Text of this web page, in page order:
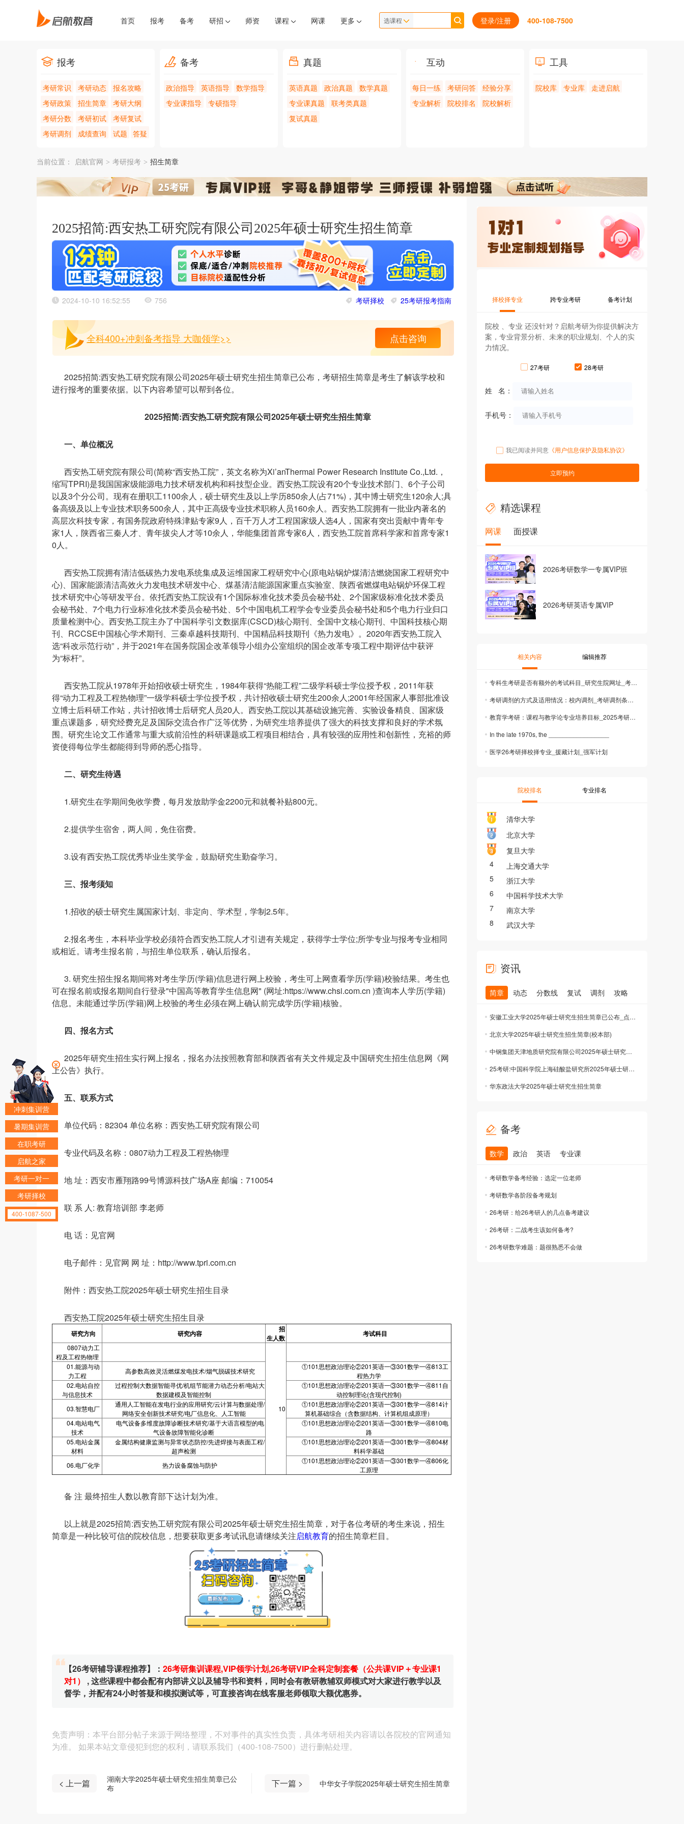
首页 报考 备考 研招 师资 课程 网课 更多 选课程 登录/注册 400-108-7500
报考
考研常识 考研动态
报名攻略
考研政策
招生简章
考研大纲
考研分数
考研初试
考研复试
考研调剂
成绩查询 试题 答疑
备考
政治指导 英语指导
数学指导
专业课指导
专硕指导
真题
英语真题 政治真题
数学真题
专业课真题
联考类真题
复试真题
互动
每日一练 考研问答
经验分享
专业解析
院校排名 院校解析
工具
院校库 专业库 走进启航
当前位置： 启航官网 > 考研报考 > 招生简章
2025招简:西安热工研究院有限公司2025年硕士研究生招生简章
2024-10-10 16:52:55 756 考研择校 25考研报考指南
全科400+冲刺备考指导 大咖领学>> 点击咨询
2025招简:西安热工研究院有限公司2025年硕士研究生招生简章已公布，考研招生简章是考生了解该学校和
进行报考的重要依据。以下内容希望可以帮到各位。
2025招简:西安热工研究院有限公司2025年硕士研究生招生简章
一、单位概况
西安热工研究院有限公司(简称“西安热工院”，英文名称为Xi’anThermal Power Research Institute Co.,Ltd.，
缩写TPRI)是我国国家级能源电力技术研发机构和科技型企业。西安热工院设有20个专业技术部门、6个子公司
以及3个分公司。现有在册职工1100余人，硕士研究生及以上学历850余人(占71%)，其中博士研究生120余人;具
备高级及以上专业技术职务500余人，其中正高级专业技术职称人员160余人。西安热工院拥有一批业内著名的
高层次科技专家，有国务院政府特殊津贴专家9人，百千万人才工程国家级人选4人，国家有突出贡献中青年专
家1人，陕西省三秦人才、青年拔尖人才等10余人，华能集团首席专家6人，西安热工院首席科学家和首席专家1
0人。
西安热工院拥有清洁低碳热力发电系统集成及运维国家工程研究中心(原电站锅炉煤清洁燃烧国家工程研究中
心)、国家能源清洁高效火力发电技术研发中心、煤基清洁能源国家重点实验室、陕西省燃煤电站锅炉环保工程
技术研究中心等研发平台。依托西安热工院设有1个国际标准化技术委员会秘书处、2个国家级标准化技术委员
会秘书处、7个电力行业标准化技术委员会秘书处、5个中国电机工程学会专业委员会秘书处和5个电力行业归口
质量检测中心。西安热工院主办了中国科学引文数据库(CSCD)核心期刊、全国中文核心期刊、中国科技核心期
刊、RCCSE中国核心学术期刊、三秦卓越科技期刊、中国精品科技期刊《热力发电》。2020年西安热工院入
选“科改示范行动”，并于2021年在国务院国企改革领导小组办公室组织的国企改革专项工程中期评估中获评
为“标杆”。
西安热工院从1978年开始招收硕士研究生，1984年获得“热能工程”二级学科硕士学位授予权，2011年获
得“动力工程及工程热物理”一级学科硕士学位授予权，共计招收硕士研究生200余人;2001年经国家人事部批准设
立博士后科研工作站，共计招收博士后研究人员20人。西安热工院以其基础设施完善、实验设备精良、国家级
重点课题多，研究经费充足及国际交流合作广泛等优势，为研究生培养提供了强大的科技支撑和良好的学术氛
围。研究生论文工作通常与重大或前沿性的科研课题或工程项目相结合，具有较强的应用性和创新性，充裕的师
资使得每位学生都能得到导师的悉心指导。
二、研究生待遇
1.研究生在学期间免收学费，每月发放助学金2200元和就餐补贴800元。
2.提供学生宿舍，两人间，免住宿费。
3.设有西安热工院优秀毕业生奖学金，鼓励研究生勤奋学习。
三、报考须知
1.招收的硕士研究生属国家计划、非定向、学术型，学制2.5年。
2.报名考生，本科毕业学校必须符合西安热工院人才引进有关规定，获得学士学位;所学专业与报考专业相同
或相近。请考生报名前，与招生单位联系，确认后报名。
3. 研究生招生报名期间将对考生学历(学籍)信息进行网上校验，考生可上网查看学历(学籍)校验结果。考生也
可在报名前或报名期间自行登录"中国高等教育学生信息网" (网址:https://www.chsi.com.cn )查询本人学历(学籍)
信息。未能通过学历(学籍)网上校验的考生必须在网上确认前完成学历(学籍)核验。
四、报名方式
2025年研究生招生实行网上报名，报名办法按照教育部和陕西省有关文件规定及中国研究生招生信息网《网
上公告》执行。
五、联系方式
单位代码：82304 单位名称：西安热工研究院有限公司
专业代码及名称：0807动力工程及工程热物理
地 址：西安市雁翔路99号博源科技广场A座 邮编：710054
联 系 人: 教育培训部 李老师
电 话：见官网
电子邮件：见官网 网 址：http://www.tpri.com.cn
附件：西安热工院2025年硕士研究生招生目录
西安热工院2025年硕士研究生招生目录
研究方向 研究内容
招
生人数
考试科目
0807动力工
程及工程热物理
10
01.能源与动
力工程
高参数高效灵活燃煤发电技术/烟气脱碳技术研究
①101思想政治理论②201英语一③301数学一④813工
程热力学
02.电站自控
与信息技术
过程控制大数据智能寻优/机组节能潜力动态分析/电站大
数据建模及智能控制
①101思想政治理论②201英语一③301数学一④811自
动控制理论(含现代控制)
03.智慧电厂
通用人工智能在发电行业的应用研究/云计算与数据处理/
网络安全创新技术研究/电厂信息化、人工智能
①101思想政治理论②201英语一③301数学一④814计
算机基础综合（含数据结构、计算机组成原理）
04.电站电气
技术
电气设备多维度故障诊断技术研究/基于大语言模型的电
气设备故障智能化诊断
①101思想政治理论②201英语一③301数学一④810电
路
05.电站金属
材料
金属结构健康监测与异常状态防控/先进焊接与表面工程/
超声检测
①101思想政治理论②201英语一③301数学一④804材
料科学基础
06.电厂化学
热力设备腐蚀与防护
①101思想政治理论②201英语一③301数学一④806化
工原理
备 注 最终招生人数以教育部下达计划为准。
以上就是2025招简:西安热工研究院有限公司2025年硕士研究生招生简章，对于各位考研的考生来说，招生
简章是一种比较可信的院校信息，想要获取更多考试讯息请继续关注启航教育的招生简章栏目。
【26考研辅导课程推荐】： 26考研集训课程,VIP领学计划,26考研VIP全科定制套餐（公共课VIP＋专业课1
对1）
, 这些课程中都会配有内部讲义以及辅导书和资料，同时会有教研教辅双师模式对大家进行教学以及
督学，并配有24小时答疑和模拟测试等，可直接咨询在线客服老师领取大额优惠券。
免责声明：本平台部分帖子来源于网络整理，不对事件的真实性负责，具体考研相关内容请以各院校的官网通知
为准。 如果本站文章侵犯到您的权利，请联系我们（400-108-7500）进行删帖处理。
< 上一篇
湖南大学2025年硕士研究生招生简章已公
布
下一篇 > 中华女子学院2025年硕士研究生招生简章
择校择专业 跨专业考研 备考计划
院校 、专业 还没针对？启航考研为你提供解决方
案，专业背景分析、未来的职业规划、个人的实
力情况。
27考研 28考研
姓 名：
手机号：
我已阅读并同意 《用户信息保护及隐私协议》
立即预约
精选课程
网课 面授课
2026考研数学一专属VIP班
2026考研英语专属VIP
相关内容 编辑推荐
专科生考研是否有额外的考试科目_研究生院网址_考研报考
考研调剂的方式及适用情况：校内调剂_考研调剂条件_25考研调剂时间
教育学考研：课程与教学论专业培养目标_2025考研_考研备考指南
In the late 1970s, the _________________
医学26考研择校择专业_援藏计划_强军计划
院校排名 专业排名
清华大学
北京大学
复旦大学
4
上海交通大学
5
浙江大学
6
中国科学技术大学
7
南京大学
8
武汉大学
资讯
简章 动态 分数线 复试 调剂 攻略
安徽工业大学2025年硕士研究生招生简章已公布_点击查看
北京大学2025年硕士研究生招生简章(校本部)
中钢集团天津地质研究院有限公司2025年硕士研究生招生简章公布
25考研:中国科学院上海硅酸盐研究所2025年硕士研究生招生简章公布
华东政法大学2025年硕士研究生招生简章
备考
数学 政治 英语 专业课
考研数学备考经验：选定一位老师
考研数学各阶段备考规划
26考研：给26考研人的几点备考建议
26考研：二战考生该如何备考?
26考研数学难题：题很熟悉不会做
冲刺集训营
暑期集训营
在职考研
启航之家
考研一对一
考研择校
400-1087-500